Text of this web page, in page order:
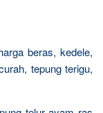
beras, kedele,
tepung terigu,